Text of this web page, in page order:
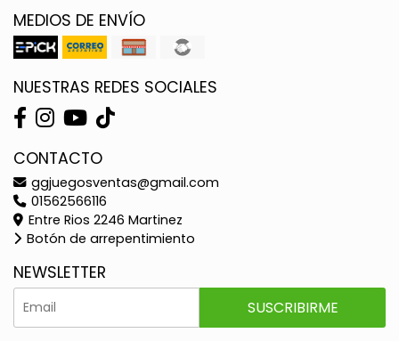
MEDIOS DE ENVÍO
NUESTRAS REDES SOCIALES
CONTACTO
ggjuegosventas@gmail.com
01562566116
Entre Rios 2246 Martinez
Botón de arrepentimiento
NEWSLETTER
SUSCRIBIRME